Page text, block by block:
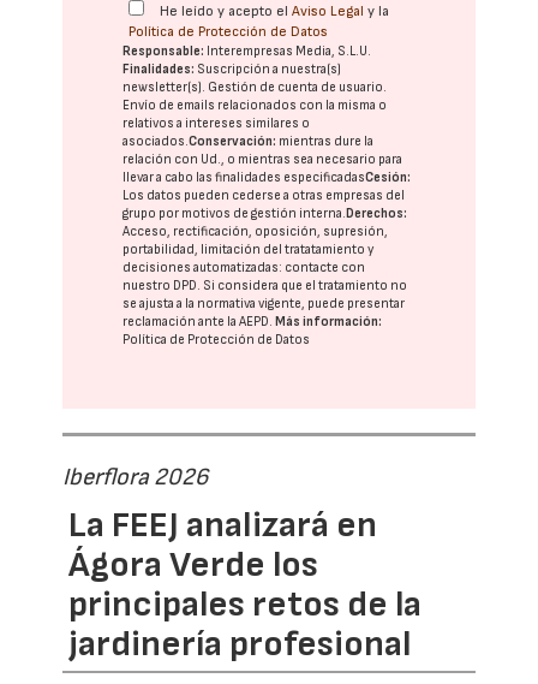
He leído y acepto elAviso Legal y la
Política de Protección de Datos
Responsable: Interempresas Media, S.L.U.
Finalidades: Suscripción a nuestra(s)
newsletter(s). Gestión de cuenta de usuario.
Envío de emails relacionados con la misma o
relativos a intereses similares o
asociados.Conservación: mientras dure la
relación con Ud., o mientras sea necesario para
llevar a cabo las finalidades especificadasCesión:
Los datos pueden cederse a otras empresas del
grupo por motivos de gestión interna.Derechos:
Acceso, rectificación, oposición, supresión,
portabilidad, limitación del tratatamiento y
decisiones automatizadas: contacte con
nuestro DPD. Si considera que el tratamiento no
se ajusta a la normativa vigente, puede presentar
reclamación ante laAEPD.Más información:
Política de Protección de Datos
Iberflora 2026
La FEEJ analizará en
Ágora Verde los
principales retos de la
jardinería profesional